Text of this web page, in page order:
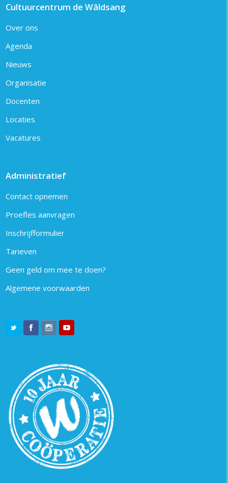
Cultuurcentrum de Wâldsang
Over ons
Agenda
Nieuws
Organisatie
Docenten
Locaties
Vacatures
Administratief
Contact opnemen
Proefles aanvragen
Inschrijfformulier
Tarieven
Geen geld om mee te doen?
Algemene voorwaarden